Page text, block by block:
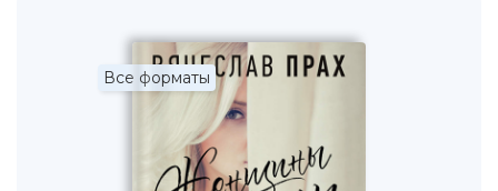
Все форматы